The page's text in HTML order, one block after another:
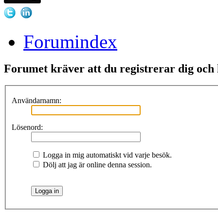
Forumindex
Forumet kräver att du registrerar dig
Användarnamn:
Lösenord:
Logga in mig automatiskt vid varje besök.
Dölj att jag är online denna session.